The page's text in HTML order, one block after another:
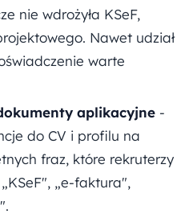
nie wdrożyła KSeF,
Nawet udział
warte
aplikacyjne -
do CV i profilu na
fraz, które rekruterzy
„e-faktura",